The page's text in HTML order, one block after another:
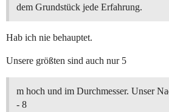
dem Grundstück jede Erfahrung.
Hab ich nie behauptet.
Unsere größten sind auch nur 5
m hoch und im Durchmesser. Unser
- 8